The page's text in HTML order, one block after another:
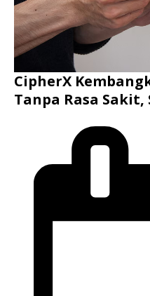
CipherX
Tanpa Rasa Sakit,